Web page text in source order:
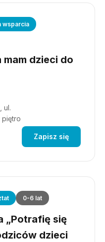
wsparcia
dzieci do
ul.
piętro
Zapisz się
0-6 lat
„Potrafię się
dzieci